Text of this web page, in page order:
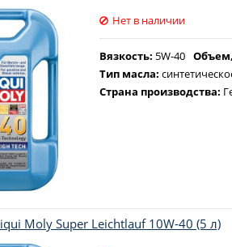
Нет в наличии
Вязкость: 5W-40
Тип масла:
Страна производства:
Moly Super Leichtlauf 10W-40 (5 л)